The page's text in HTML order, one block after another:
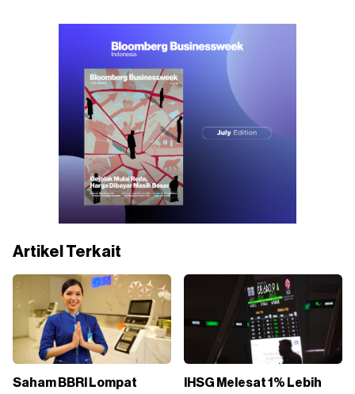
Artikel Terkait
Saham BBRI Lompat
IHSG Melesat 1% Lebih